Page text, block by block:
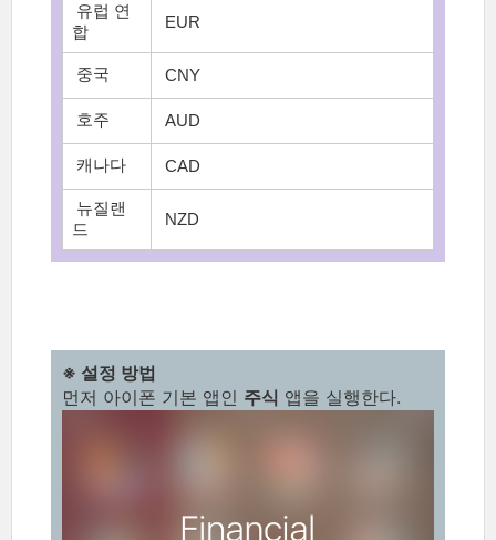
유럽 연
합
EUR
중국 CNY
호주 AUD
캐나다 CAD
뉴질랜
드
NZD
※ 설정 방법
먼저 아이폰 기본 앱인 주식 앱을 실행한다.